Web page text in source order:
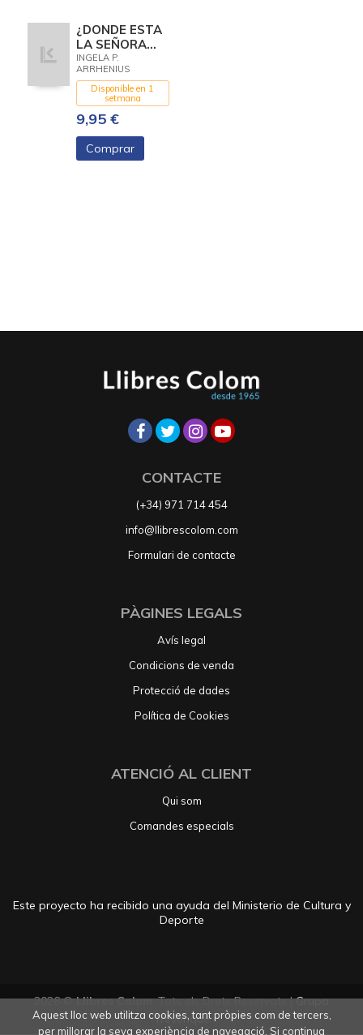
¿DONDE ESTA
LA SEÑORA
ABEJA?
INGELA P.
ARRHENIUS
Disponible en 1
setmana
9,95 €
Comprar
CONTACTE
(+34) 971 714 454
info@llibrescolom.com
Formulari de contacte
PÀGINES LEGALS
Avís legal
Condicions de venda
Protecció de dades
Política de Cookies
ATENCIÓ AL CLIENT
Qui som
Comandes especials
Este proyecto ha recibido una ayuda del Ministerio de Cultura y
Deporte
2026 ©Llibres Colom. Tots els Drets Reservats |Grupo
Trevenque
Aquest lloc web utilitza cookies, tant pròpies com de tercers,
per millorar la seva experiència de navegació. Si continua